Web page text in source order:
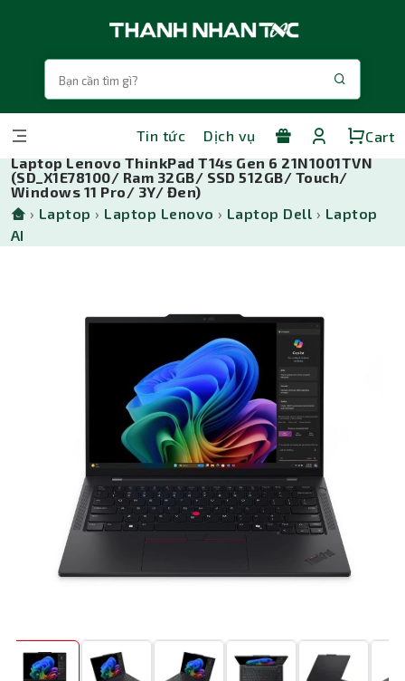
Tin tức Dịch vụ
Cart
Laptop Lenovo ThinkPad T14s Gen 6 21N1001TVN
(SD_X1E78100/ Ram 32GB/ SSD 512GB/ Touch/
Windows 11 Pro/ 3Y/ Đen)
› Laptop › Laptop Lenovo › Laptop Dell › Laptop
AI